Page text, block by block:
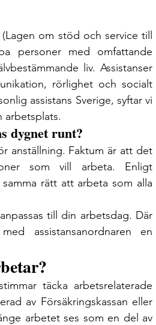
om stöd och service till
personer med omfattande
liv. Assistanser
rörlighet och socialt
assistans Sverige, syftar vi
arbetsplats.
dygnet runt?
anställning. Faktum är att det
som vill arbeta. Enligt
rätt att arbeta som alla
till din arbetsdag. Där
assistansanordnaren en
täcka arbetsrelaterade
av Försäkringskassan eller
arbetet ses som en del av